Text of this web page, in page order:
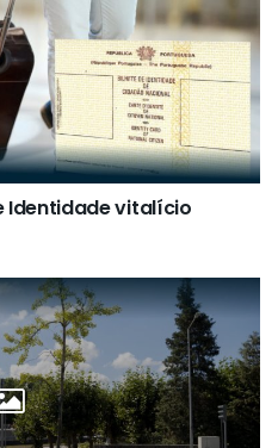
Identidade vitalício